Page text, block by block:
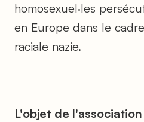
homosexuel·les
en Europe dans le
raciale nazie.
L'objet de l'association